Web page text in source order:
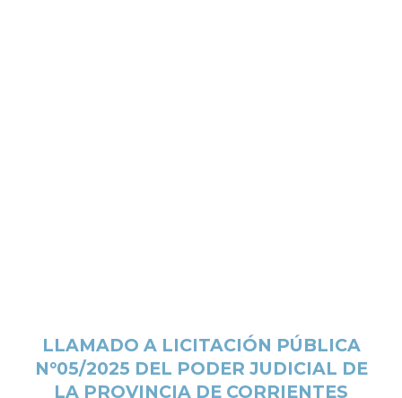
LLAMADO A LICITACIÓN PÚBLICA
N°05/2025 DEL PODER JUDICIAL DE
LA PROVINCIA DE CORRIENTES